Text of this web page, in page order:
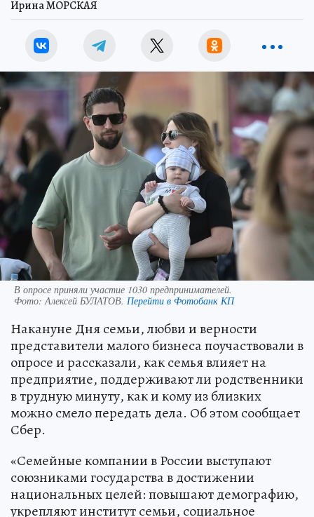
Ирина МОРСКАЯ
В опросе приняли участие 1030 предпринимателей.
Фото:Алексей БУЛАТОВ. Перейти в Фотобанк КП
Накануне Дня семьи, любви и верности
представители малого бизнеса поучаствовали в
опросе и рассказали, как семья влияет на
предприятие, поддерживают ли родственники
в трудную минуту, как и кому из близких
можно смело передать дела. Об этом сообщает
Сбер.
«Семейные компании в России выступают
союзниками государства в достижении
национальных целей: повышают демографию,
укрепляют институт семьи, социальное